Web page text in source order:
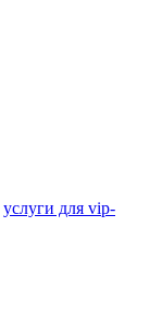
услуги для vip-